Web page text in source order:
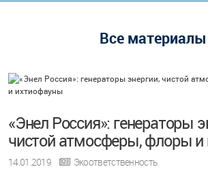
Все материалы
«Энел Россия»: генераторы
чистой атмосферы, флоры
14.01.2019
Экоответственность